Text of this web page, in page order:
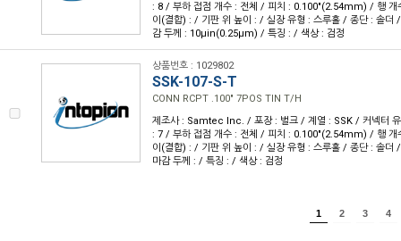
: 8 / 부하 접점 개수 : 전체 / 피치 : 0.100"(2.54mm) / 행 개
이(결합) : / 기판 위 높이 : / 실장 유형 : 스루홀 / 종단 : 솔더
감 두께 : 10µin(0.25µm) / 특징 : / 색상 : 검정
상품번호 : 1029802
SSK-107-S-T
CONN RCPT .100" 7POS TIN T/H
제조사 : Samtec Inc. / 포장 : 벌크 / 계열 : SSK / 커넥터
: 7 / 부하 접점 개수 : 전체 / 피치 : 0.100"(2.54mm) / 행 개
이(결합) : / 기판 위 높이 : / 실장 유형 : 스루홀 / 종단 : 솔더
마감 두께 : / 특징 : / 색상 : 검정
1 2 3 4